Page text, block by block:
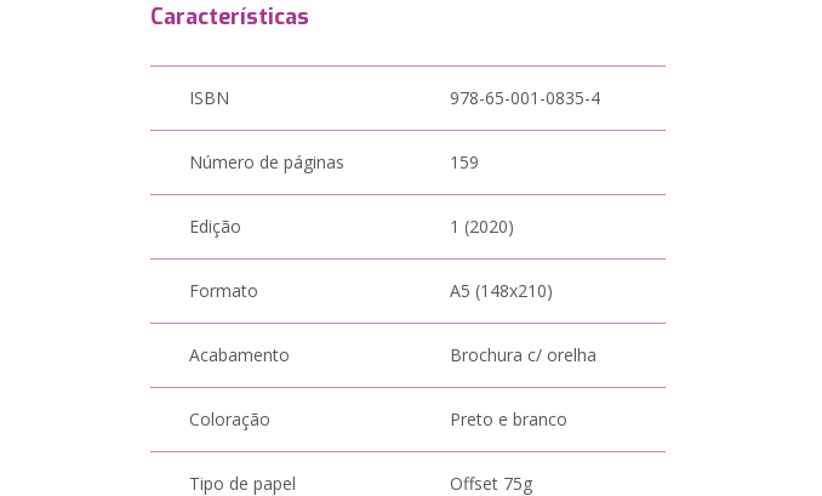
Características
ISBN 978-65-001-0835-4
Número de páginas 159
Edição 1 (2020)
Formato A5 (148x210)
Acabamento Brochura c/ orelha
Coloração Preto e branco
Tipo de papel Offset 75g